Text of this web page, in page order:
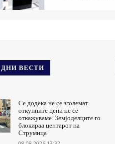
ВЕСТИ
Се додека не се зголемат
откупните цени не се
откажуваме: Земјоделците го
блокираа центарот на
Струмица